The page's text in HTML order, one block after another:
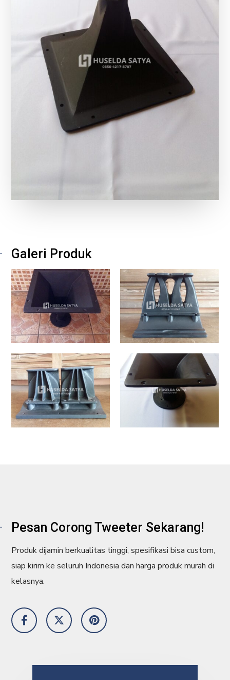
Galeri Produk
Pesan Corong Tweeter Sekarang!
Produk dijamin berkualitas tinggi, spesifikasi bisa custom,
siap kirim ke seluruh Indonesia dan harga produk murah di
kelasnya.